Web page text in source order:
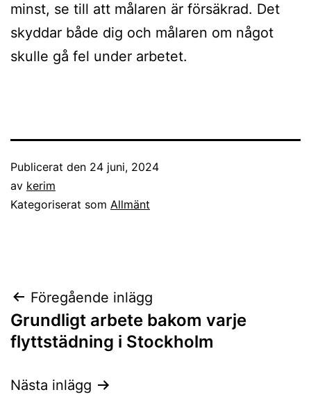
minst, se till att målaren är försäkrad. Det
skyddar både dig och målaren om något
skulle gå fel under arbetet.
Publicerat den 24 juni, 2024
av kerim
Kategoriserat som Allmänt
Inläggsnavigering
Föregående inlägg
Grundligt arbete bakom varje
flyttstädning i Stockholm
Nästa inlägg